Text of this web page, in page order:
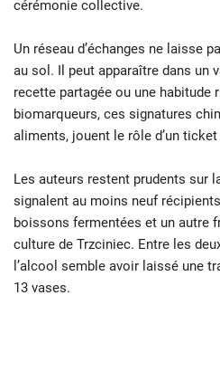
cérémonie collective.
Un réseau d’échanges ne laisse
au sol. Il peut apparaître dans un
recette partagée ou une habitude
biomarqueurs, ces signatures
aliments, jouent le rôle d’un
Les auteurs restent prudents sur
signalent au moins neuf
boissons fermentées et un autre
culture de Trzciniec. Entre les
l’alcool semble avoir laissé une
13 vases.